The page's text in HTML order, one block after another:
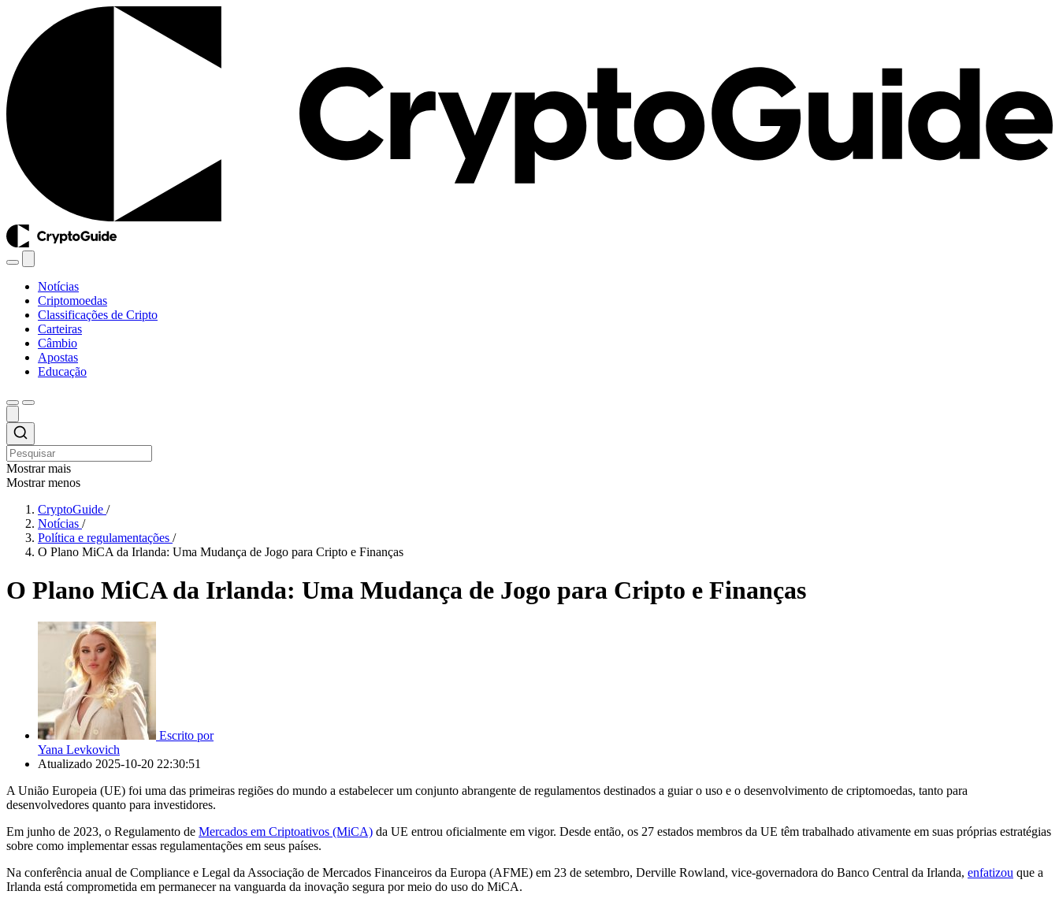
Notícias
Criptomoedas
Classificações de Cripto
Carteiras
Câmbio
Apostas
Educação
Mostrar mais
Mostrar menos
CryptoGuide /
Notícias /
Política e regulamentações /
O Plano MiCA da Irlanda: Uma Mudança de Jogo para Cripto e Finanças
O Plano MiCA da Irlanda: Uma Mudança de Jogo para Cripto e Finanças
Escrito por
Yana Levkovich
Atualizado 2025-10-20 22:30:51
A União Europeia (UE) foi uma das primeiras regiões do mundo a estabelecer um conjunto abrangente de regulamentos destinados a guiar o uso e o desenvolvimento de criptomoedas, tanto para
desenvolvedores quanto para investidores.
Em junho de 2023, o Regulamento de Mercados em Criptoativos (MiCA) da UE entrou oficialmente em vigor. Desde então, os 27 estados membros da UE têm trabalhado ativamente em suas próprias estratégias
sobre como implementar essas regulamentações em seus países.
Na conferência anual de Compliance e Legal da Associação de Mercados Financeiros da Europa (AFME) em 23 de setembro, Derville Rowland, vice-governadora do Banco Central da Irlanda, enfatizou que a
Irlanda está comprometida em permanecer na vanguarda da inovação segura por meio do uso do MiCA.